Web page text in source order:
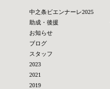
中之条ビエンナーレ2025
助成・後援
お知らせ
ブログ
スタッフ
2023
2021
2019